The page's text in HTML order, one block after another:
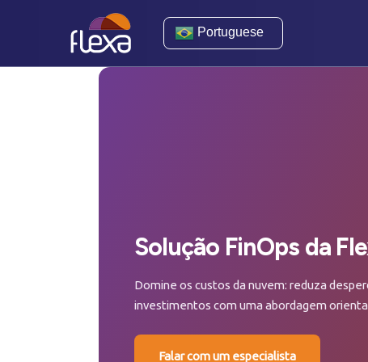
Portuguese
Solução FinOps da
Domine os custos da nuvem: reduza
investimentos com uma abordagem
Falar com um especialista